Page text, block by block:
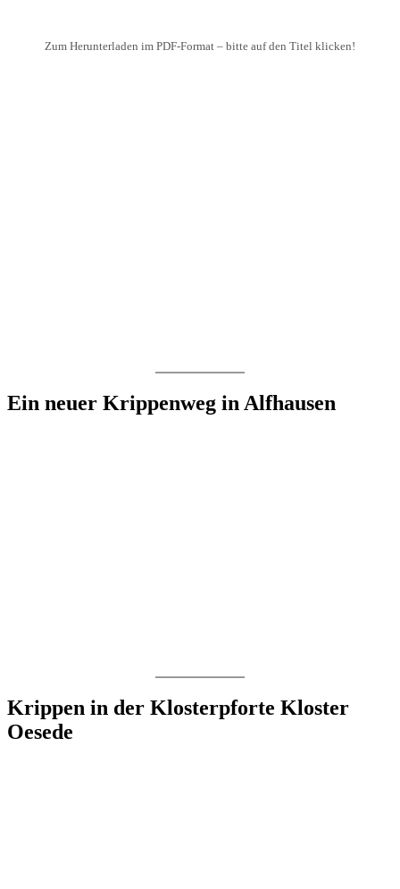
Zum Herunterladen im PDF-Format – bitte auf den Titel klicken!
Ein neuer Krippenweg in Alfhausen
Krippen in der Klosterpforte Kloster
Oesede